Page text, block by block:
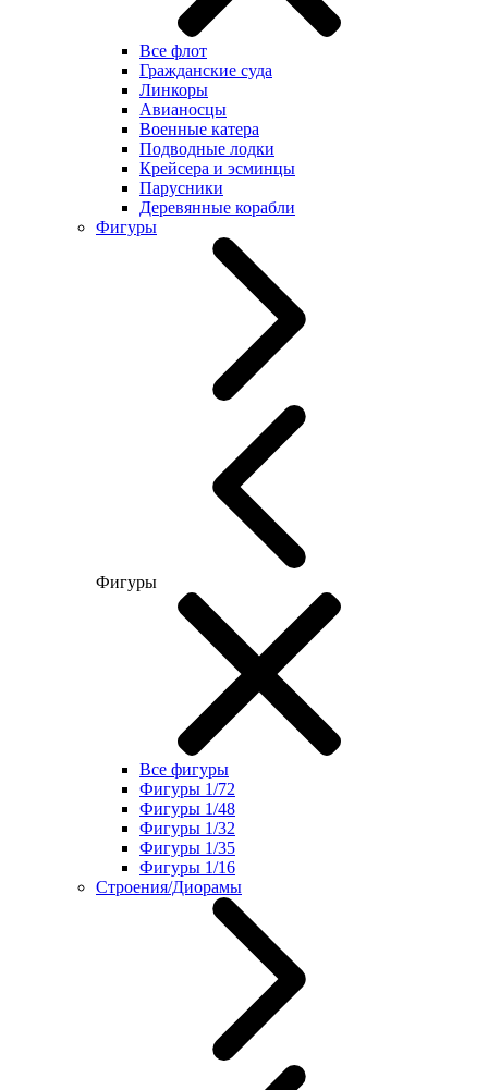
Все флот
Гражданские суда
Линкоры
Авианосцы
Военные катера
Подводные лодки
Крейсера и эсминцы
Парусники
Деревянные корабли
Фигуры
Фигуры
Все фигуры
Фигуры 1/72
Фигуры 1/48
Фигуры 1/32
Фигуры 1/35
Фигуры 1/16
Строения/Диорамы